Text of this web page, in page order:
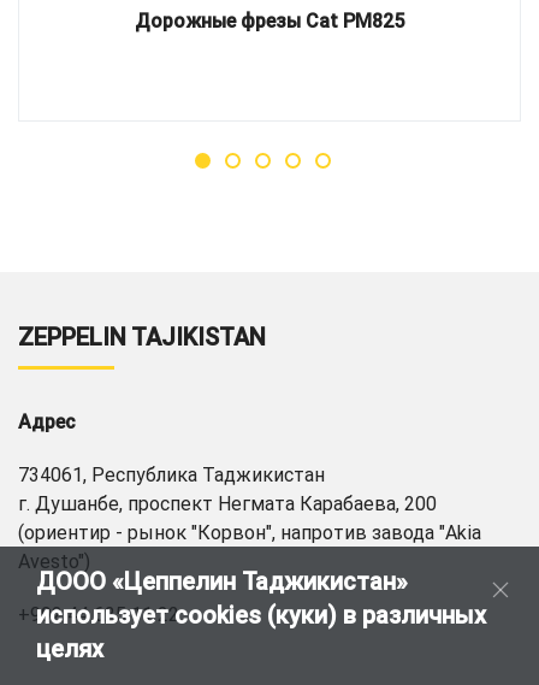
Дорожные фрезы Cat PM825
ZEPPELIN TAJIKISTAN
Адрес
734061, Республика Таджикистан
г. Душанбе, проспект Негмата Карабаева, 200
(ориентир - рынок "Корвон", напротив завода "Akia
Avesto")
+992 44 625 11 22
ДООО «Цеппелин Таджикистан»
использует cookies (куки) в различных
целях